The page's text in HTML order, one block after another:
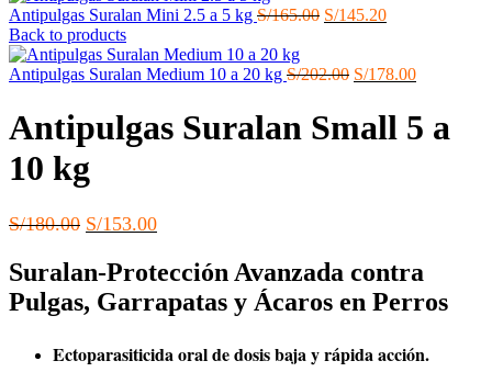
Antipulgas Suralan Mini 2.5 a 5 kg S/165.00 El
era:
S/145.20El
es:
Back to products
Antipulgas Suralan Medium 10 a 20 kg S/202.00 El
original
era:
S/178.00El
actual
es:
Antipulgas Suralan Small 5 a
10 kg
S/180.00 El
original
era:
S/180.00.
S/153.00El
actual
S/153.00.
Suralan-Protección Avanzada contra
Pulgas, Garrapatas y Ácaros en Perros
Ectoparasiticida oral de dosis baja y rápida acción.